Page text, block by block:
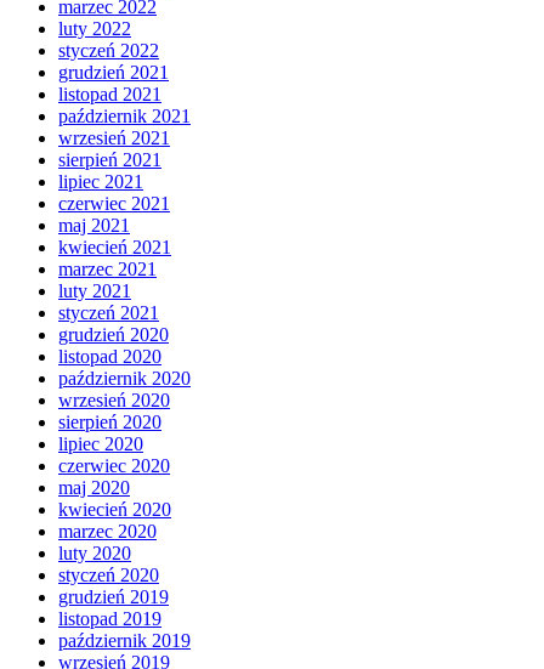
marzec 2022
luty 2022
styczeń 2022
grudzień 2021
listopad 2021
październik 2021
wrzesień 2021
sierpień 2021
lipiec 2021
czerwiec 2021
maj 2021
kwiecień 2021
marzec 2021
luty 2021
styczeń 2021
grudzień 2020
listopad 2020
październik 2020
wrzesień 2020
sierpień 2020
lipiec 2020
czerwiec 2020
maj 2020
kwiecień 2020
marzec 2020
luty 2020
styczeń 2020
grudzień 2019
listopad 2019
październik 2019
wrzesień 2019